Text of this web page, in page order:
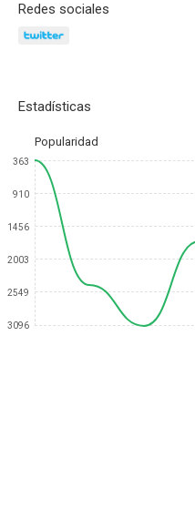
Redes sociales
Estadísticas
Popularidad
363
910
1456
2003
2549
3096